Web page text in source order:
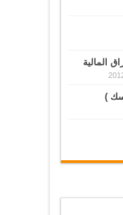
المالية
)